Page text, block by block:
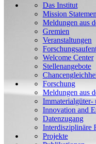
Das Institut
Mission
Meldungen aus
Gremien
Veranstaltungen
Welcome Center
Stellenangebote
Forschung
Meldungen aus
Immaterialgüter-
Innovation and
Datenzugang
Interdisziplinäre
Projekte